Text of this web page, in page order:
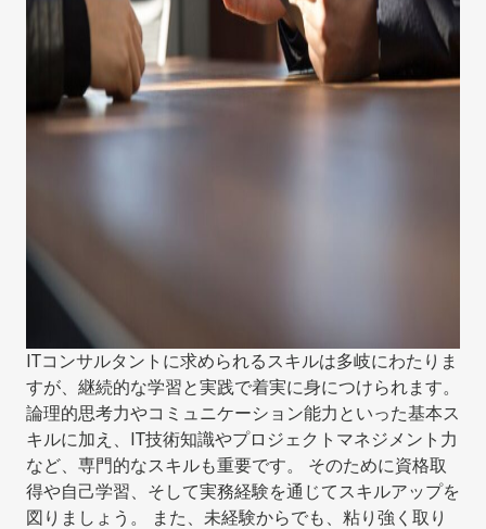
ITコンサルタントに求められるスキルは多岐にわたりま
すが、継続的な学習と実践で着実に身につけられます。
論理的思考力やコミュニケーション能力といった基本ス
キルに加え、IT技術知識やプロジェクトマネジメント力
など、専門的なスキルも重要です。 そのために資格取
得や自己学習、そして実務経験を通じてスキルアップを
図りましょう。 また、未経験からでも、粘り強く取り